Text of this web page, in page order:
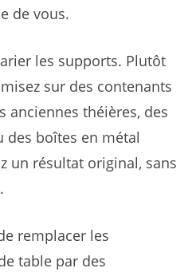
de vous.
les supports. Plutôt
sur des contenants
anciennes théières, des
des boîtes en métal
un résultat original, sans
remplacer les
table par des